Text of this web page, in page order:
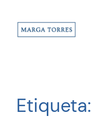
contenido
Etiqueta: